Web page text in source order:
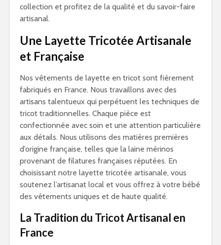
collection et profitez de la qualité et du savoir-faire
artisanal.
Une Layette Tricotée Artisanale
et Française
Nos vêtements de layette en tricot sont fièrement
fabriqués en France. Nous travaillons avec des
artisans talentueux qui perpétuent les techniques de
tricot traditionnelles. Chaque pièce est
confectionnée avec soin et une attention particulière
aux détails. Nous utilisons des matières premières
d’origine française, telles que la laine mérinos
provenant de filatures françaises réputées. En
choisissant notre layette tricotée artisanale, vous
soutenez l’artisanat local et vous offrez à votre bébé
des vêtements uniques et de haute qualité.
La Tradition du Tricot Artisanal en
France